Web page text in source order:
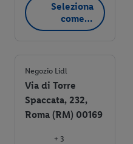
Seleziona
come
negozio
Negozio Lidl
Via di Torre
Spaccata, 232,
Roma (RM) 00169
+ 3